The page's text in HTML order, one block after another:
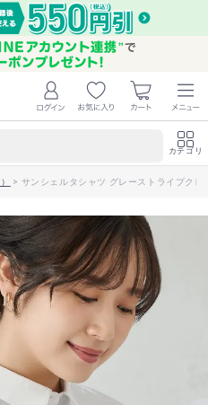
カテゴリ
> サンシェルタシャツ グレーストライプクレ